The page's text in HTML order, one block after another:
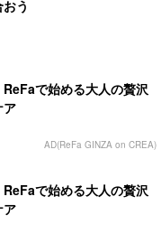
う
ReFaで始める大人の贅沢
ア
AD(ReFa GINZA on CREA)
ReFaで始める大人の贅沢
ア